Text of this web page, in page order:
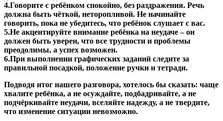
4.Говорите с ребёнком спокойно, без раздражения. Речь
должна быть чёткой, неторопливой. Не начинайте
говорить, пока не убедитесь, что ребёнок слушает с вас.
5.Не акцентируйте внимание ребёнка на неудаче – он
должен быть уверен, что все трудности и проблемы
преодолимы, а успех возможен.
6.При выполнении графических заданий следите за
правильной посадкой, положение ручки и тетради.
Подводя итог нашего разговора, хотелось бы сказать: чаще
хвалите ребёнка, а не осуждайте, подбадривайте, а не
подчёркивайте неудачи, вселяйте надежду, а не твердите,
что изменение ситуации невозможно.